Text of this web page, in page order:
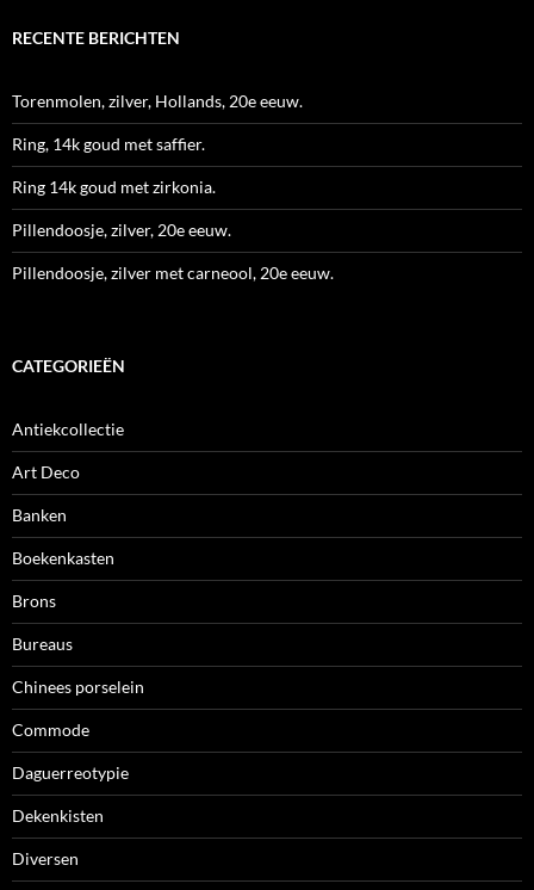
RECENTE BERICHTEN
Torenmolen, zilver, Hollands, 20e eeuw.
Ring, 14k goud met saffier.
Ring 14k goud met zirkonia.
Pillendoosje, zilver, 20e eeuw.
Pillendoosje, zilver met carneool, 20e eeuw.
CATEGORIEËN
Antiekcollectie
Art Deco
Banken
Boekenkasten
Brons
Bureaus
Chinees porselein
Commode
Daguerreotypie
Dekenkisten
Diversen